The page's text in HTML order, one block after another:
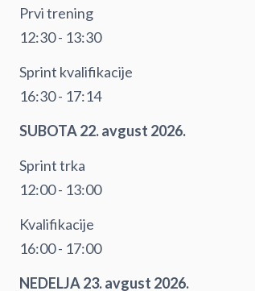
Prvi trening
12:30 - 13:30
Sprint kvalifikacije
16:30 - 17:14
SUBOTA 22. avgust 2026.
Sprint trka
12:00 - 13:00
Kvalifikacije
16:00 - 17:00
NEDELJA 23. avgust 2026.